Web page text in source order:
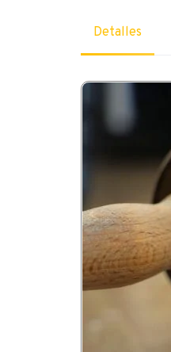
Detalles